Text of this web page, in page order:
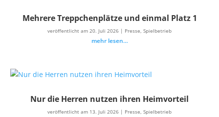
Mehrere Treppchenplätze und einmal Platz 1
veröffentlicht am 20. Juli 2026 | Presse, Spielbetrieb
mehr lesen…
Nur die Herren nutzen ihren Heimvorteil
veröffentlicht am 13. Juli 2026 | Presse, Spielbetrieb